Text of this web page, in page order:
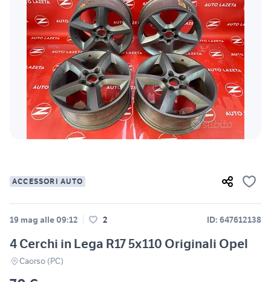
ACCESSORI AUTO
19 mag alle 09:12 2 ID: 647612138
4 Cerchi in Lega R17 5x110 Originali Opel
Caorso (PC)